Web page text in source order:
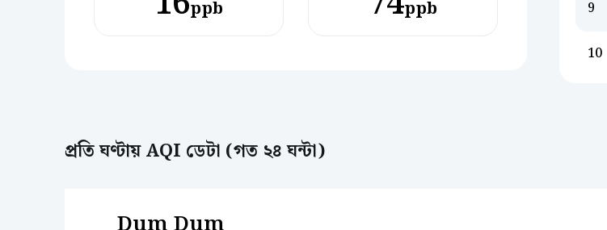
ppb ppb 9
10
প্রতি ঘণ্টায় AQI ডেটা (গত ২৪ ঘন্টা)